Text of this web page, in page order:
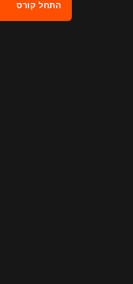
התחל קורס